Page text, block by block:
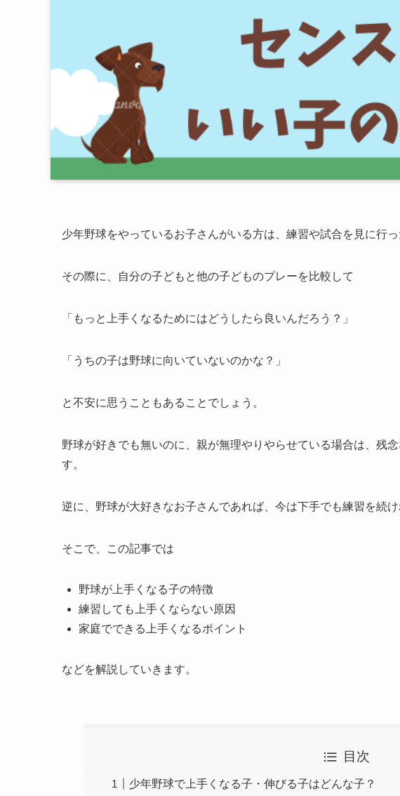
少年野球をやっているお子さんがいる方は、練習や試合を見に行っ
その際に、自分の子どもと他の子どものプレーを比較して
「もっと上手くなるためにはどうしたら良いんだろう？」
「うちの子は野球に向いていないのかな？」
と不安に思うこともあることでしょう。
野球が好きでも無いのに、親が無理やりやらせている場合は、残
す。
逆に、野球が大好きなお子さんであれば、今は下手でも練習を続
そこで、この記事では
野球が上手くなる子の特徴
練習しても上手くならない原因
家庭でできる上手くなるポイント
などを解説していきます。
目次
少年野球で上手くなる子・伸びる子はどんな子？